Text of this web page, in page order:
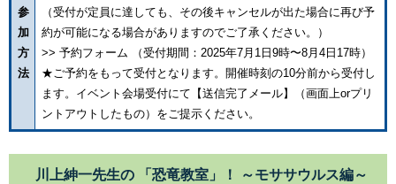
参
加
方
法
（受付が定員に達しても、その後キャンセルが出た場合に再び予
約が可能になる場合がありますのでご了承ください。）
>> 予約フォーム （受付期間：2025年7月1日9時〜8月4日17時）
★ご予約をもって受付となります。開催時刻の10分前から受付し
ます。イベント会場受付にて【送信完了メール】（画面上orプリ
ントアウトしたもの）をご提示ください。
川上紳一先生の 「恐竜教室」！ ～モササウルス編～